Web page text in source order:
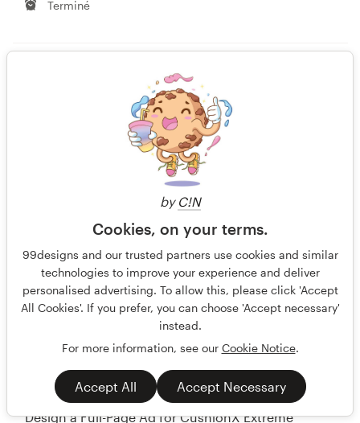
by C!N
Cookies, on your terms.
99designs and our trusted partners use cookies and similar
technologies to improve your experience and deliver
personalised advertising. To allow this, please click 'Accept
All Cookies'. If you prefer, you can choose 'Accept necessary'
instead.
For more information, see our Cookie Notice.
Accept All Accept Necessary
Terminé
Design a Full-Page Ad for CushionX Extreme